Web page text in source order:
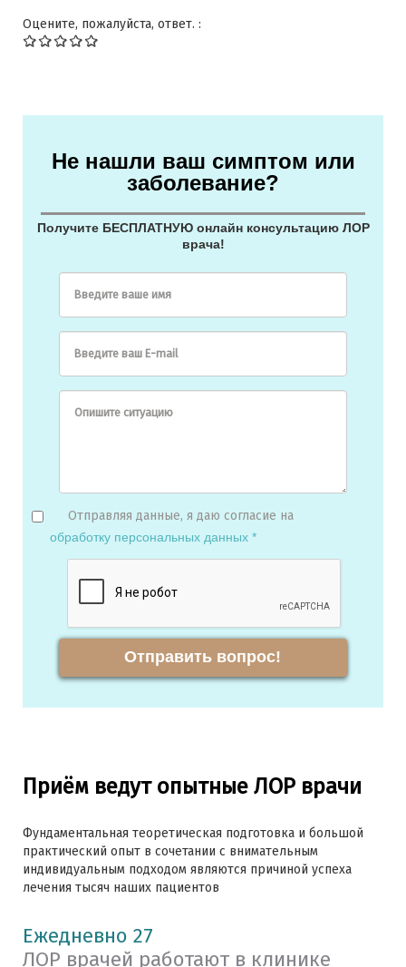
Оцените, пожалуйста, ответ. :
Не нашли ваш симптом или
заболевание?
Получите БЕСПЛАТНУЮ онлайн консультацию ЛОР
врача!
Введите ваше имя
Введите ваш E-mail
Опишите ситуацию
Отправляя данные, я даю согласие на
обработку персональных данных *
Отправить вопрос!
Приём ведут опытные ЛОР врачи
Фундаментальная теоретическая подготовка и большой
практический опыт в сочетании с внимательным
индивидуальным подходом являются причиной успеха
лечения тысяч наших пациентов
Ежедневно 27
ЛОР врачей работают в клинике